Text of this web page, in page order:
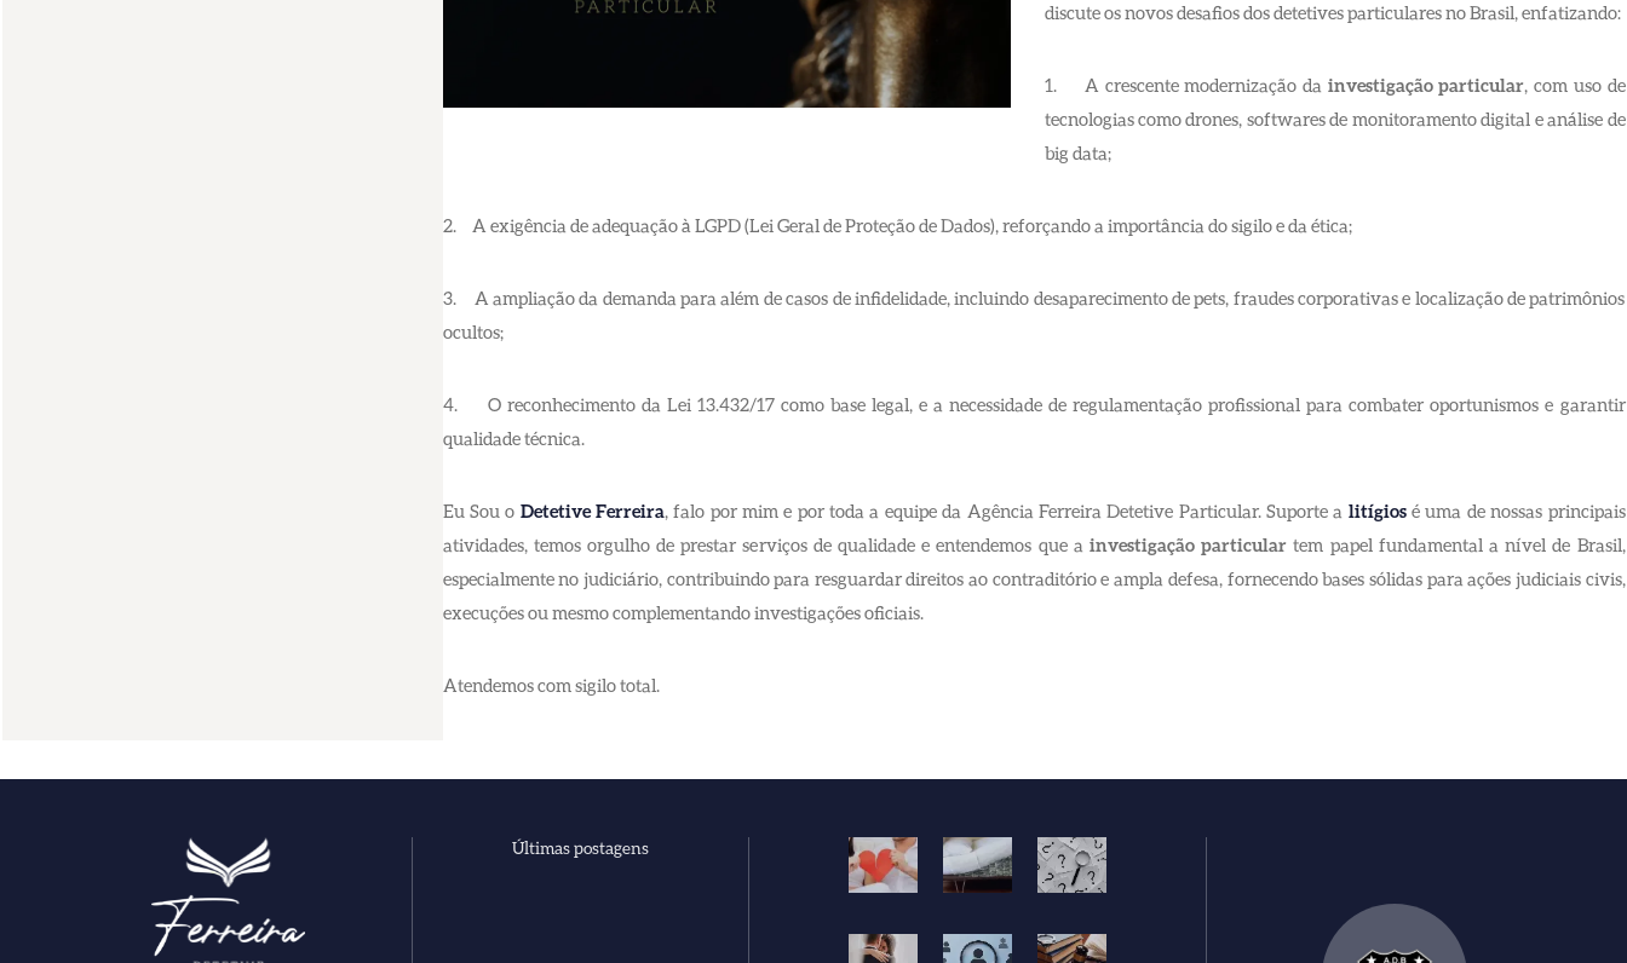
discute os novos desafios dos detetives particulares no Brasil, enfatizando:
1. A crescente modernização da investigação particular, com uso de
tecnologias como drones, softwares de monitoramento digital e análise de
big data;
2. A exigência de adequação à LGPD (Lei Geral de Proteção de Dados), reforçando a importância do sigilo e da ética;
3. A ampliação da demanda para além de casos de infidelidade, incluindo desaparecimento de pets, fraudes corporativas e localização de patrimônios
ocultos;
4. O reconhecimento da Lei 13.432/17 como base legal, e a necessidade de regulamentação profissional para combater oportunismos e garantir
qualidade técnica.
Eu Sou o Detetive Ferreira, falo por mim e por toda a equipe da Agência Ferreira Detetive Particular. Suporte a litígiosé uma de nossas principais
atividades, temos orgulho de prestar serviços de qualidade e entendemos que a investigação particular tem papel fundamental a nível de Brasil,
especialmente no judiciário, contribuindo para resguardar direitos ao contraditório e ampla defesa, fornecendo bases sólidas para ações judiciais civis,
execuções ou mesmo complementando investigações oficiais.
Atendemos com sigilo total.
Últimas postagens